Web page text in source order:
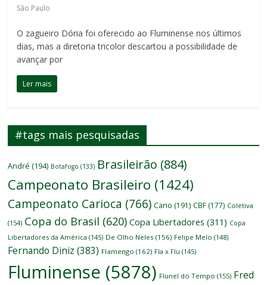
São Paulo
O zagueiro Dória foi oferecido ao Fluminense nos últimos
dias, mas a diretoria tricolor descartou a possibilidade de
avançar por
Ler mais
#tags mais pesquisadas
André (194) Botafogo (133) Brasileirão (884)
Campeonato Brasileiro (1424)
Campeonato Carioca (766) Cano (191) CBF (177) Coletiva
(154) Copa do Brasil (620) Copa Libertadores (311) Copa
Libertadores da América (145) De Olho Neles (156) Felipe Melo (148)
Fernando Diniz (383) Flamengo (162) Fla x Flu (145)
Fluminense (5878) Flunel do Tempo (155) Fred